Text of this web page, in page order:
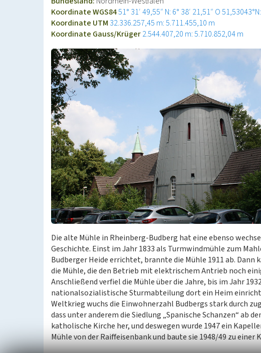
Koordinate WGS8451° 31′ 49,55″ N: 6° 38′ 21,51″ O
Koordinate UTM 32.336.257,45 m: 5.711.455,10 m
Koordinate Gauss/Krüger2.544.407,20 m: 5.710.852,04 m
Die alte Mühle in Rheinberg-Budberg hat eine ebenso
Geschichte. Einst im Jahr 1833 als Turmwindmühle zum
Budberger Heide errichtet, brannte die Mühle 1911 ab. Dann
die Mühle, die den Betrieb mit elektrischem Antrieb noch
Anschließend verfiel die Mühle über die Jahre, bis im Jahr
nationalsozialistische Sturmabteilung dort ein Heim
Weltkrieg wuchs die Einwohnerzahl Budbergs stark durch
dass unter anderem die Siedlung „Spanische Schanzen“ ab
katholische Kirche her, und deswegen wurde 1947 ein
Mühle von der Raiffeisenbank und baute sie 1948/49 zu einer